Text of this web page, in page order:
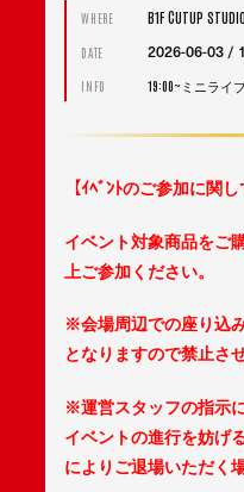
WHERE B1F CUTUP STUDIO
DATE 2026-06-03 /
INFO 19:00~ミニライ
【ｲﾍﾞﾝﾄのご参加に関し
イベント対象商品をご
上ご参加ください。
※会場周辺での座り込
となりますので禁止さ
※運営スタッフの指示
イベントの進行を妨げ
によりご退場いただく